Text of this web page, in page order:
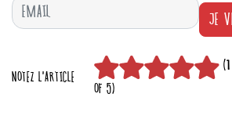
JE
NOTEZ L'ARTICLE
(1
OF 5)